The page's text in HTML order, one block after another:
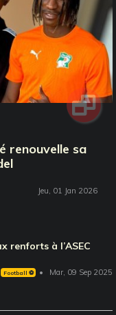
renouvelle sa
Jeu, 01 Jan 2026
renforts à l’ASEC
Football ⚽️ Mar, 09 Sep 2025